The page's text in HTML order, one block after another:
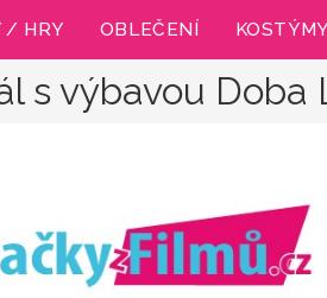
/ HRY OBLEČENÍ KOSTÝMY
s výbavou